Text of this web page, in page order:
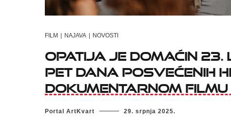
FILM NAJAVA NOVOSTI
Opatija je domaćin
pet dana posvećenih
dokumentarnom filmu
Portal ArtKvart 29. srpnja 2025.